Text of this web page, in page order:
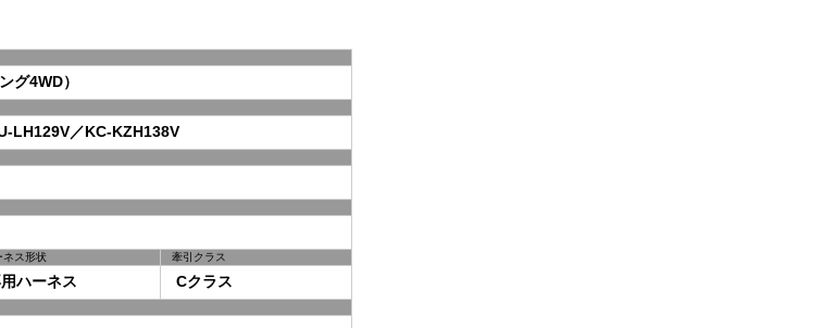
グ4WD）
LH129V／KC-KZH138V
ス形状 牽引クラス
ハーネス Cクラス